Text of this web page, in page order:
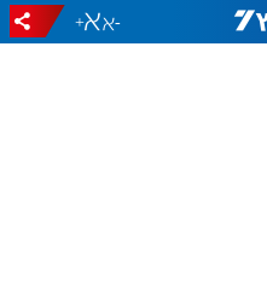
-
+